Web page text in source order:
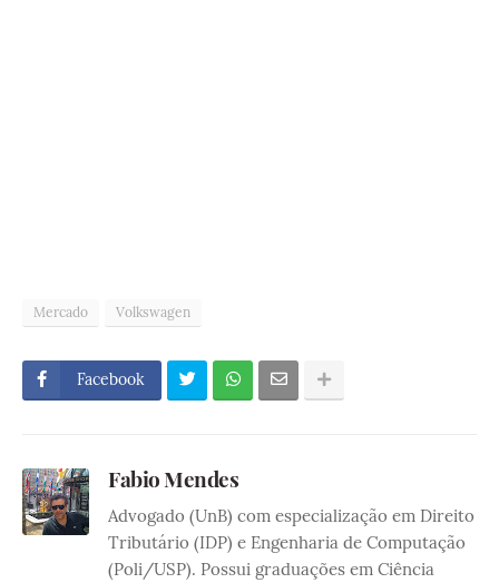
Mercado Volkswagen
Facebook
Fabio Mendes
Advogado (UnB) com especialização em Direito
Tributário (IDP) e Engenharia de Computação
(Poli/USP). Possui graduações em Ciência